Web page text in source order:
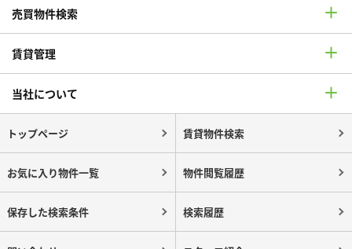
売買物件検索
賃貸管理
当社について
トップページ 賃貸物件検索
お気に入り物件一覧 物件閲覧履歴
保存した検索条件 検索履歴